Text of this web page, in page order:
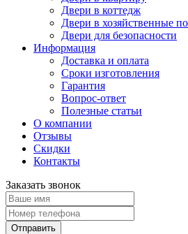
Двери в коттедж
Двери в хозяйственные
Двери для безопасности
Информация
Доставка и оплата
Сроки изготовления
Гарантия
Вопрос-ответ
Полезные статьи
О компании
Отзывы
Скидки
Контакты
Заказать звонок
Отправить